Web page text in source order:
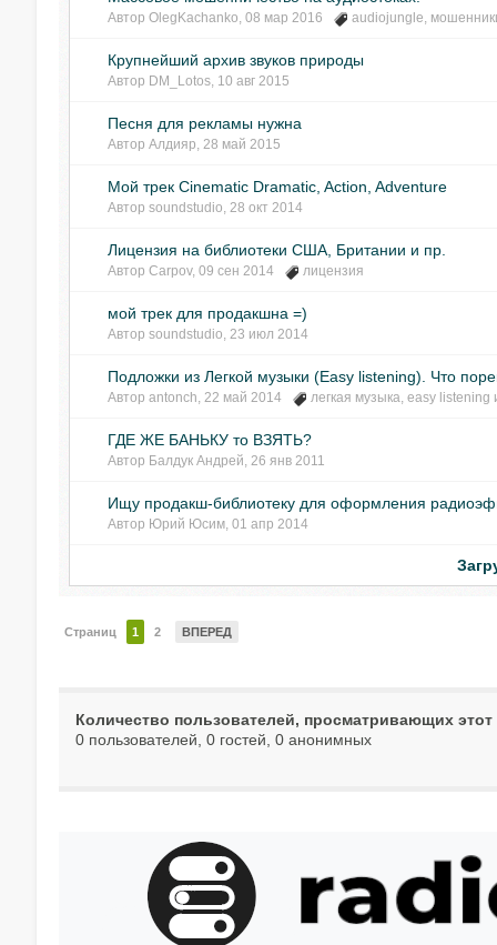
Автор OlegKachanko, 08 мар 2016 audiojungle,
Крупнейший архив звуков природы
Автор DM_Lotos, 10 авг 2015
Песня для рекламы нужна
Автор Алдияр, 28 май 2015
Мой трек Cinematic Dramatic, Action, Adventure
Автор soundstudio, 28 окт 2014
Лицензия на библиотеки США, Британии и пр.
Автор Carpov, 09 сен 2014 лицензия
мой трек для продакшна =)
Автор soundstudio, 23 июл 2014
Подложки из Легкой музыки (Easy listening). Что
Автор antonch, 22 май 2014 легкая музыка, easy listening
ГДЕ ЖЕ БАНЬКУ то ВЗЯТЬ?
Автор Балдук Андрей, 26 янв 2011
Ищу продакш-библиотеку для оформления
Автор Юрий Юсим, 01 апр 2014
Страниц 1 2 ВПЕРЕД
Количество пользователей, просматривающих
0 пользователей, 0 гостей, 0 анонимных